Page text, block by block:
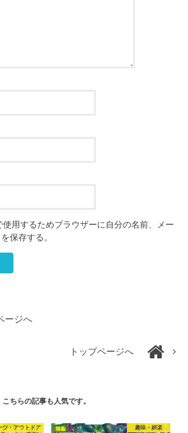
使用するためブラウザーに自分の名前、メー
保存する。
ージへ
トップページへ
こちらの記事も人気です。
ツ・アウトドア 趣味・娯楽